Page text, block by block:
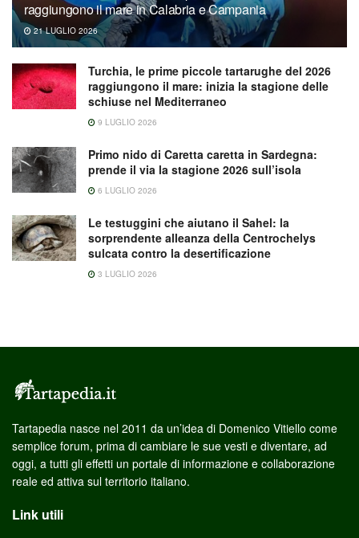
raggiungono il mare in Calabria e Campania
21 LUGLIO 2026
Turchia, le prime piccole tartarughe del 2026
raggiungono il mare: inizia la stagione delle
schiuse nel Mediterraneo
9 LUGLIO 2026
Primo nido di Caretta caretta in Sardegna:
prende il via la stagione 2026 sull’isola
6 LUGLIO 2026
Le testuggini che aiutano il Sahel: la
sorprendente alleanza della Centrochelys
sulcata contro la desertificazione
3 LUGLIO 2026
Tartapedia nasce nel 2011 da un’idea di Domenico Vitiello come
semplice forum, prima di cambiare le sue vesti e diventare, ad
oggi, a tutti gli effetti un portale di informazione e collaborazione
reale ed attiva sul territorio italiano.
Link utili